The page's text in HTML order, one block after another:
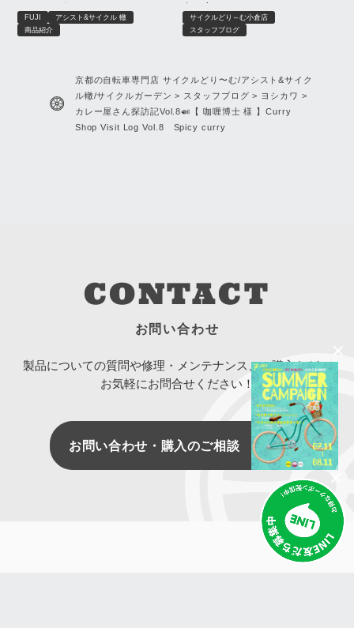
とが、価値になる。
FUJI
アシスト&サイクル 轍
商品紹介
考え方
サイクルどり～む小倉店
スタッフブログ
京都の自転車専門店 サイクルどり〜む/アシスト&サイク
ル轍/サイクルガーデン > スタッフブログ > ヨシカワ >
カレー屋さん探訪記Vol.8🍛【 咖喱博士 様 】Curry
Shop Visit Log Vol.8 Spicy curry
CONTACT
お問い合わせ
製品についての質問や修理・メンテナンス、ご購入など、
お気軽にお問合せください！
お問い合わせ・購入のご相談